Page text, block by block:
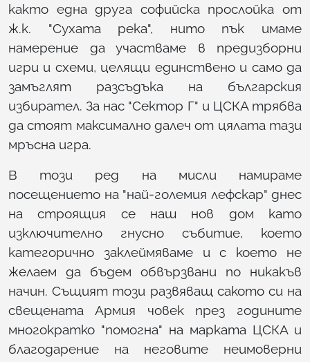
както една друга софийска прослойка от
ж.к. "Сухата река", нито пък имаме
намерение да участваме в предизборни
игри и схеми, целящи единствено и само да
замъглят разсъдъка на българския
избирател. За нас "Сектор Г" и ЦСКА трябва
да стоят максимално далеч от цялата тази
мръсна игра.
В този ред на мисли намираме
посещението на "най-големия лефскар" днес
на строящия се наш нов дом като
изключително гнусно събитие, което
категорично заклеймяваме и с което не
желаем да бъдем обвързвани по никакъв
начин. Същият този развяващ сакото си на
свещената Армия човек през годините
многократко "помогна" на марката ЦСКА и
благодарение на неговите неимоверни